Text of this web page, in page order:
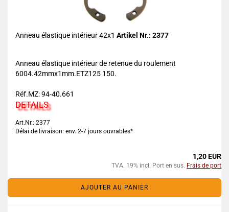
Anneau élastique intérieur 42x1 Artikel Nr.: 2377
Anneau élastique intérieur de retenue du roulement
6004.42mmx1mm.ETZ125 150.
Réf.MZ: 94-40.661
DETAILS
Art.Nr.: 2377
Délai de livraison: env. 2-7 jours ouvrables*
1,20 EUR
TVA. 19% incl. Port en sus. Frais de port
AJOUTER AU PANIER